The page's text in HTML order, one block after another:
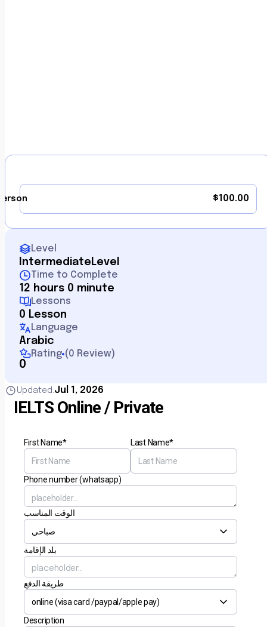
$100.00
Level
Intermediate Level
Time to Complete
12 hours 0 minute
Lessons
0 Lesson
Language
Arabic
Rating (0 Review)
0
Updated:Jul 1, 2026
IELTS Online / Private
First Name* Last Name*
Phone number (whatsapp)
الوقت المناسب
بلد الإقامة
طريقة الدفع
Description